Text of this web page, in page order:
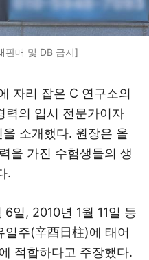
판매 및 DB 금지]
자리 잡은 C 연구소의
력의 입시 전문가이자
소개했다. 원장은 올
을 가진 수험생들의 생
.
6일, 2010년 1월 11일 등
일주(辛酉日柱)에 태어
적합하다고 주장했다.